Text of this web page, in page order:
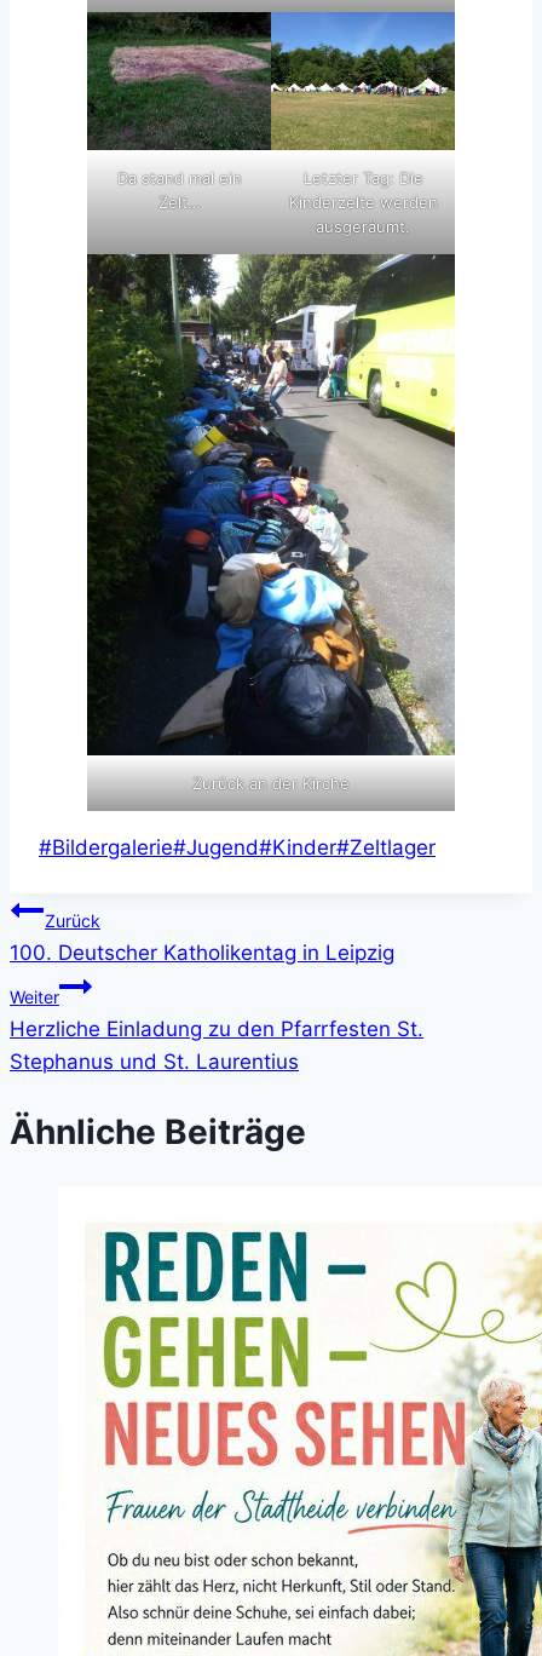
Da stand mal ein
Zelt…
Letzter Tag: Die
Kinderzelte werden
ausgeräumt.
Zurück an der Kirche
Schlagworte:
#Bildergalerie#Jugend#Kinder#Zeltlager
Beitragsnavigation
Zurück
100. Deutscher Katholikentag in Leipzig
Weiter
Herzliche Einladung zu den Pfarrfesten St.
Stephanus und St. Laurentius
Ähnliche Beiträge